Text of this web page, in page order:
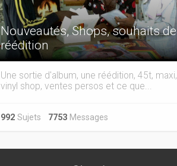
Nouveautés, Shops, souhaits de
réédition
Une sortie d'album, une réédition, 45t, maxi,
vinyl shop, ventes persos et ce que...
992 Sujets 7753 Messages